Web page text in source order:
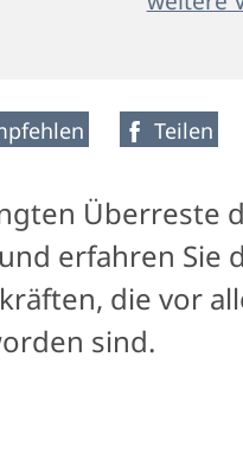
Teilen
Überreste
erfahren Sie
die vor
sind.